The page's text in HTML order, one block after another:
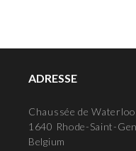
ADRESSE
Chaussée de
1640 Rhode-Saint-
Belgium